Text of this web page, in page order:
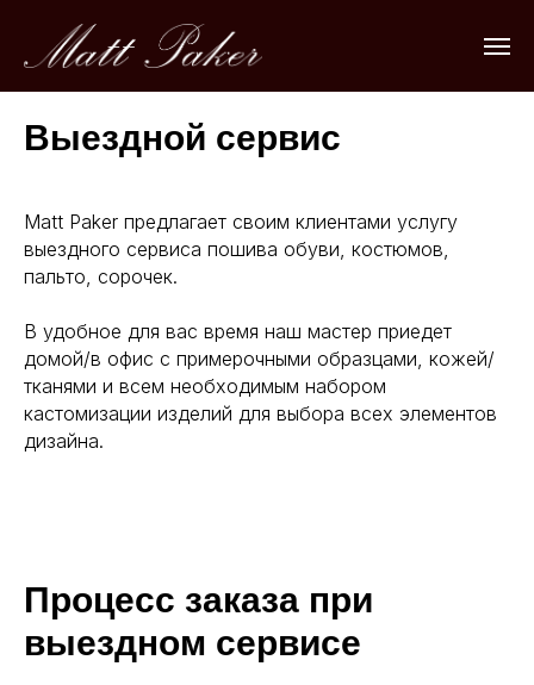
Выездной сервис
Matt Paker предлагает своим клиентами услугу
выездного сервиса пошива обуви, костюмов,
пальто, сорочек.
В удобное для вас время наш мастер приедет
домой/в офис с примерочными образцами, кожей/
тканями и всем необходимым набором
кастомизации изделий для выбора всех элементов
дизайна.
Процесс заказа при
выездном сервисе